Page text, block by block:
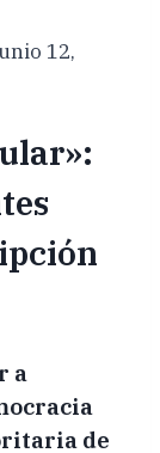
12,
a
de